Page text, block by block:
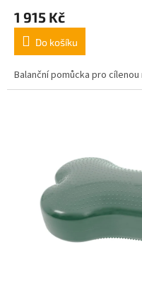
1 915 Kč
Do košíku
Balanční pomůcka pro